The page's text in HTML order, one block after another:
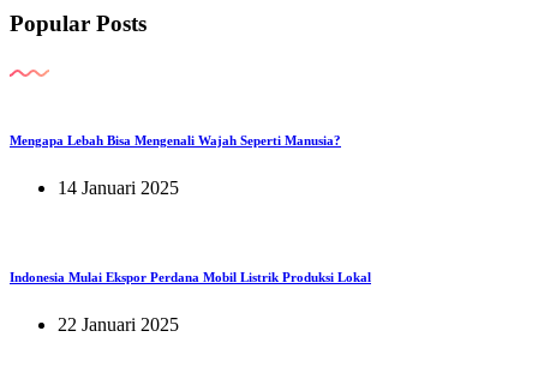
Popular Posts
Mengapa Lebah Bisa Mengenali Wajah Seperti Manusia?
14 Januari 2025
Indonesia Mulai Ekspor Perdana Mobil Listrik Produksi Lokal
22 Januari 2025